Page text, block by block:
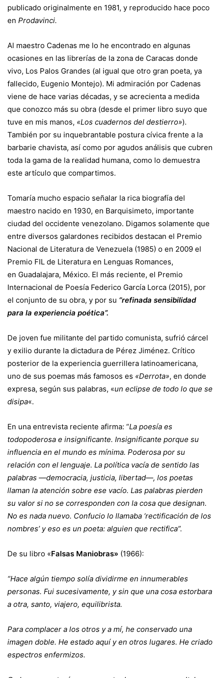
publicado originalmente en 1981, y reproducido hace poco
en Prodavinci.
Al maestro Cadenas me lo he encontrado en algunas
ocasiones en las librerías de la zona de Caracas donde
vivo, Los Palos Grandes (al igual que otro gran poeta, ya
fallecido, Eugenio Montejo). Mi admiración por Cadenas
viene de hace varias décadas, y se acrecienta a medida
que conozco más su obra (desde el primer libro suyo que
tuve en mis manos, «Los cuadernos del destierro»).
También por su inquebrantable postura cívica frente a la
barbarie chavista, así como por agudos análisis que cubren
toda la gama de la realidad humana, como lo demuestra
este artículo que compartimos.
Tomaría mucho espacio señalar la rica biografía del
maestro nacido en 1930, en Barquisimeto, importante
ciudad del occidente venezolano. Digamos solamente que
entre diversos galardones recibidos destacan el Premio
Nacional de Literatura de Venezuela (1985) o en 2009 el
Premio FIL de Literatura en Lenguas Romances,
en Guadalajara, México. El más reciente, el Premio
Internacional de Poesía Federico García Lorca (2015), por
el conjunto de su obra, y por su “refinada sensibilidad
para la experiencia poética”.
De joven fue militante del partido comunista, sufrió cárcel
y exilio durante la dictadura de Pérez Jiménez. Crítico
posterior de la experiencia guerrillera latinoamericana,
uno de sus poemas más famosos es «Derrota», en donde
expresa, según sus palabras, «un eclipse de todo lo que se
disipa«.
En una entrevista reciente afirma: “La poesía es
todopoderosa e insignificante. Insignificante porque su
influencia en el mundo es mínima. Poderosa por su
relación con el lenguaje. La política vacía de sentido las
palabras —democracia, justicia, libertad—, los poetas
llaman la atención sobre ese vacío. Las palabras pierden
su valor si no se corresponden con la cosa que designan.
No es nada nuevo. Confucio lo llamaba ‘rectificación de los
nombres’ y eso es un poeta: alguien que rectifica”.
De su libro «Falsas Maniobras» (1966):
“Hace algún tiempo solía dividirme en innumerables
personas. Fui sucesivamente, y sin que una cosa estorbara
a otra, santo, viajero, equilibrista.
Para complacer a los otros y a mí, he conservado una
imagen doble. He estado aquí y en otros lugares. He criado
espectros enfermizos.